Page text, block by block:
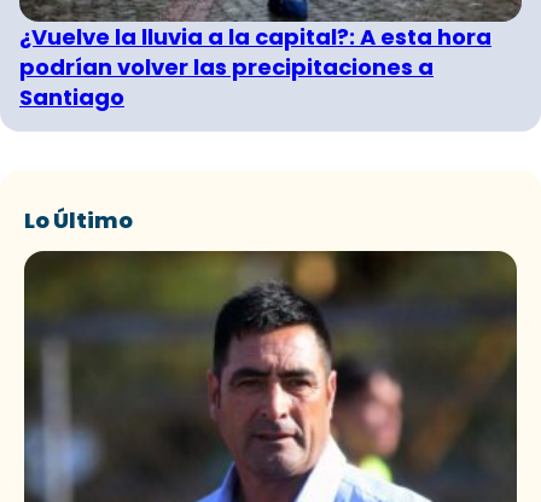
¿Vuelve la lluvia a la capital?: A esta hora
podrían volver las precipitaciones a
Santiago
Lo Último